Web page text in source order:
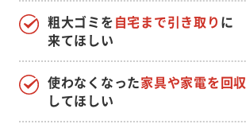
使わなくなった家具や家電を回収
してほしい
粗大ゴミを自宅まで引き取り に
来てほしい